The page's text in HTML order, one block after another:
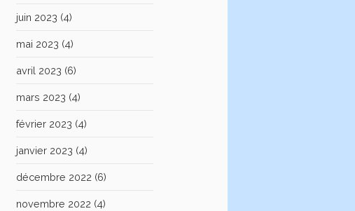
juin 2023 (4)
mai 2023 (4)
avril 2023 (6)
mars 2023 (4)
février 2023 (4)
janvier 2023 (4)
décembre 2022 (6)
novembre 2022 (4)